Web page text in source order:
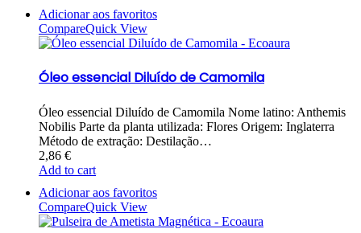
Adicionar aos favoritos
CompareQuick View
Óleo essencial Diluído de Camomila
Óleo essencial Diluído de Camomila Nome latino: Anthemis
Nobilis Parte da planta utilizada: Flores Origem: Inglaterra
Método de extração: Destilação…
2,86 €
Add to cart
Adicionar aos favoritos
CompareQuick View